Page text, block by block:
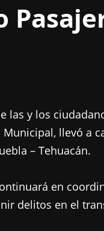
y los
llevó a
– Tehuacán.
en
delitos en el